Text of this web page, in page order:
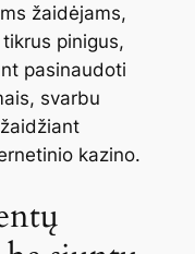
žaidėjams,
pinigus,
pasinaudoti
svarbu
kazino.